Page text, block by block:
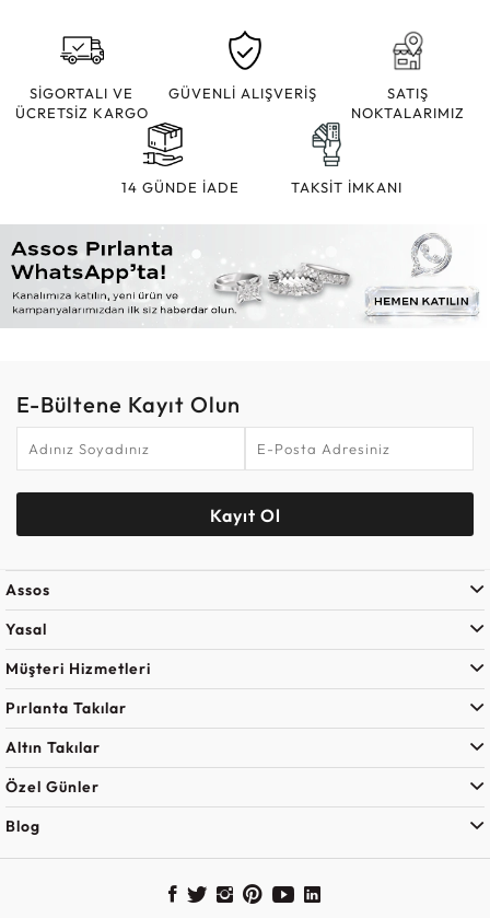
SİGORTALI VE
ÜCRETSİZ KARGO
GÜVENLİ ALIŞVERİŞ
SATIŞ
NOKTALARIMIZ
14 GÜNDE İADE TAKSİT İMKANI
E-Bültene Kayıt Olun
Kayıt Ol
Assos
Yasal
Müşteri Hizmetleri
Pırlanta Takılar
Altın Takılar
Özel Günler
Blog